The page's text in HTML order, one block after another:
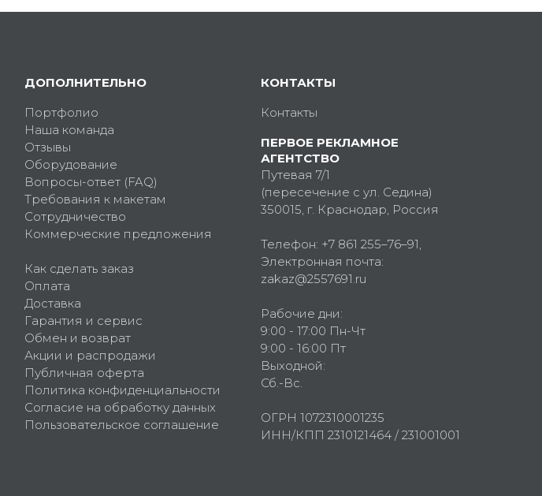
ДОПОЛНИТЕЛЬНО
Портфолио
Наша команда
Отзывы
Оборудование
Вопросы-ответ (FAQ)
Требования к макетам
Сотрудничество
Коммерческие предложения
Как сделать заказ
Оплата
Доставка
Гарантия и сервис
Обмен и возврат
Акции и распродажи
Публичная оферта
Политика конфиденциальности
Согласие на обработку данных
Пользовательское соглашение
КОНТАКТЫ
Контакты
ПЕРВОЕ РЕКЛАМНОЕ
АГЕНТСТВО
Путевая 7/1
(пересечение с ул. Седина)
350015, г. Краснодар, Россия
Телефон: +7 861 255–76–91,
Электронная почта:
zakaz@2557691.ru
Рабочие дни:
9:00 - 17:00 Пн-Чт
9:00 - 16:00 Пт
Выходной:
Сб.-Вс.
ОГРН 1072310001235
ИНН/КПП 2310121464 / 231001001